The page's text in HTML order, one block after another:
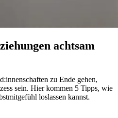
achtsam
zu Ende gehen,
sein. Hier kommen 5 Tipps, wie
loslassen kannst.